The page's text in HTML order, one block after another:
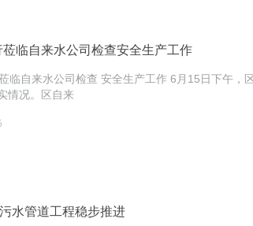
临自来水公司检查安全生产工作
临自来水公司检查 安全生产工作 6月15日下午
情况。区自来
水管道工程稳步推进